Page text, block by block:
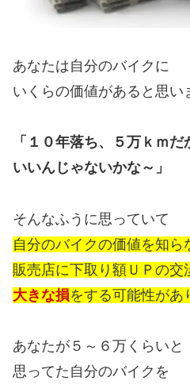
あなたは自分のバイクに
いくらの価値があると思い
「１０年落ち、５万ｋｍ
いいんじゃないかな～」
そんなふうに思っていて
自分のバイクの価値を知ら
販売店に下取り額ＵＰの交
大きな損をする可能性があ
あなたが５～６万くらいと
思ってた自分のバイクを